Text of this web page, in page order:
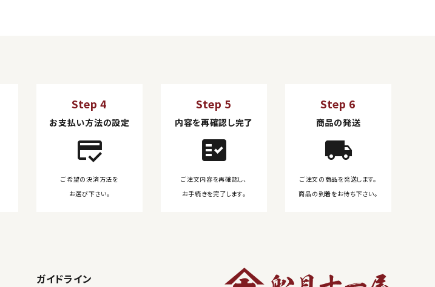
Step 4
お支払い方法の設定
credit_score
ご希望の決済方法を
お選び下さい。
Step 5
内容を再確認し完了
fact_check
ご注文内容を再確認し、
お手続きを完了します。
Step 6
商品の発送
local_shipping
ご注文の商品を発送します。
商品の到着をお待ち下さい。
ガイドライン